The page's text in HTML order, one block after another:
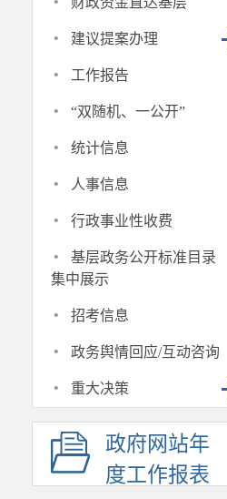
· 建议提案办理
· 工作报告
· “双随机、一公开”
· 统计信息
· 人事信息
· 行政事业性收费
·
基层政务公开标准目录
集中展示
· 招考信息
· 政务舆情回应/互动咨询
· 重大决策
政府网站年
度工作报表